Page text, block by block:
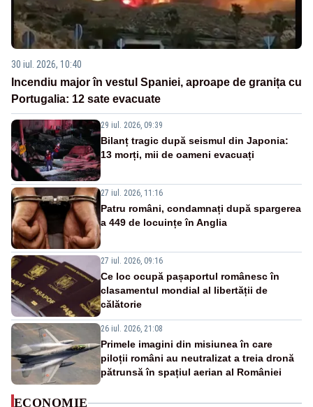
30 iul. 2026, 10:40
Incendiu major în vestul Spaniei, aproape de granița cu
Portugalia: 12 sate evacuate
29 iul. 2026, 09:39
Bilanț tragic după seismul din Japonia:
13 morți, mii de oameni evacuați
27 iul. 2026, 11:16
Patru români, condamnați după spargerea
a 449 de locuințe în Anglia
27 iul. 2026, 09:16
Ce loc ocupă pașaportul românesc în
clasamentul mondial al libertății de
călătorie
26 iul. 2026, 21:08
Primele imagini din misiunea în care
piloții români au neutralizat a treia dronă
pătrunsă în spațiul aerian al României
ECONOMIE